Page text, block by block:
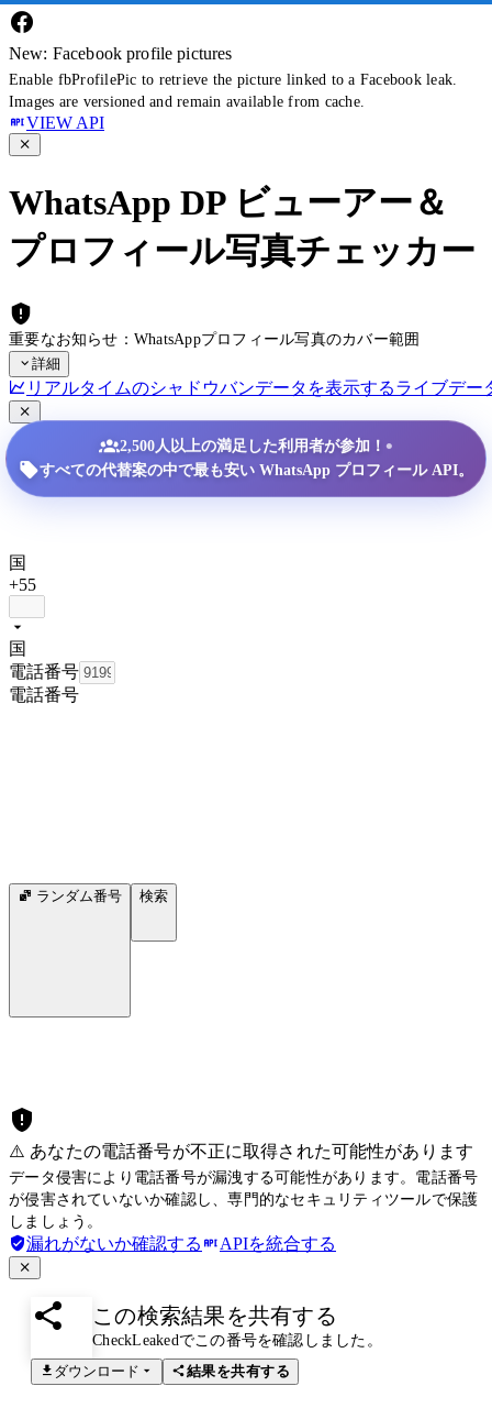
New: Facebook profile pictures
Enable fbProfilePic to retrieve the picture linked to a Facebook leak.
Images are versioned and remain available from cache.
VIEW API
WhatsApp DP ビューアー＆
プロフィール写真チェッカー
重要なお知らせ：WhatsAppプロフィール写真のカバー範囲
詳細
リアルタイムのシャドウバンデータを表示するライブデー
2,500人以上の満足した利用者が参加！ •
すべての代替案の中で最も安い WhatsApp プロフィール API。
国
+55
国
電話番号
電話番号
ランダム番号 検索
⚠️ あなたの電話番号が不正に取得された可能性があります
データ侵害により電話番号が漏洩する可能性があります。電話番号
が侵害されていないか確認し、専門的なセキュリティツールで保護
しましょう。
漏れがないか確認する APIを統合する
この検索結果を共有する
CheckLeakedでこの番号を確認しました。
ダウンロード
結果を共有する